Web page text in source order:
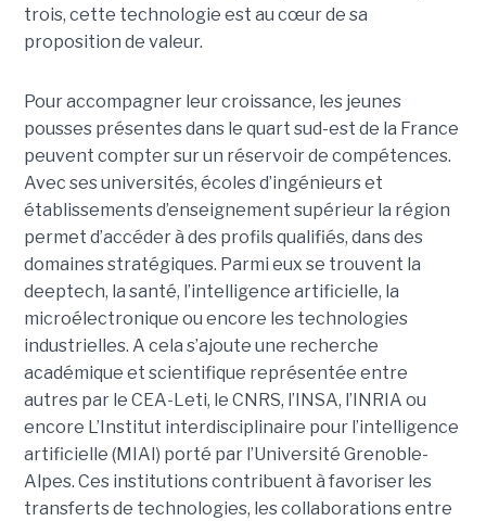
trois, cette technologie est au cœur de sa
proposition de valeur.
Pour accompagner leur croissance, les jeunes
pousses présentes dans le quart sud-est de la France
peuvent compter sur un réservoir de compétences.
Avec ses universités, écoles d’ingénieurs et
établissements d’enseignement supérieur la région
permet d’accéder à des profils qualifiés, dans des
domaines stratégiques. Parmi eux se trouvent la
deeptech, la santé, l’intelligence artificielle, la
microélectronique ou encore les technologies
industrielles. A cela s’ajoute une recherche
académique et scientifique représentée entre
autres par le CEA-Leti, le CNRS, l’INSA, l’INRIA ou
encore L’Institut interdisciplinaire pour l’intelligence
artificielle (MIAI) porté par l’Université Grenoble-
Alpes. Ces institutions contribuent à favoriser les
transferts de technologies, les collaborations entre